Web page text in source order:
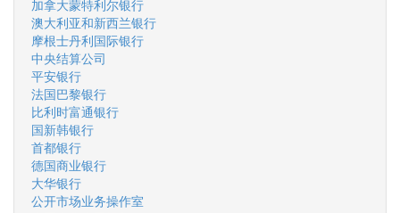
加拿大蒙特利尔银行
澳大利亚和新西兰银行
摩根士丹利国际银行
中央结算公司
平安银行
法国巴黎银行
比利时富通银行
国新韩银行
首都银行
德国商业银行
大华银行
公开市场业务操作室